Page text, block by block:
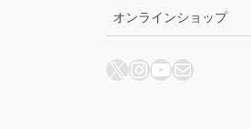
オンラインショップ
X Instagram
YouTube
メール